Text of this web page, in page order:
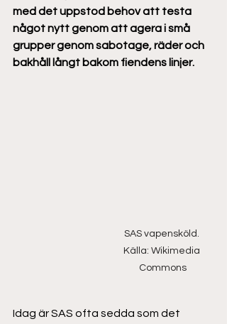
med det uppstod behov att testa
något nytt genom att agera i små
grupper genom sabotage, räder och
bakhåll långt bakom fiendens linjer.
SAS vapensköld.
Källa: Wikimedia
Commons
Idag är SAS ofta sedda som det